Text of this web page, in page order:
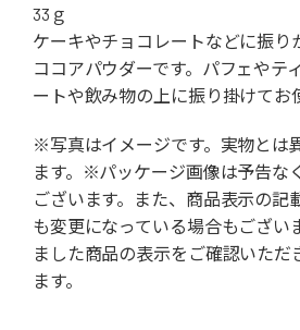
33ｇ
ケーキやチョコレートなどに振り
ココアパウダーです。パフェやテ
ートや飲み物の上に振り掛けてお
※写真はイメージです。実物とは
ます。※パッケージ画像は予告な
ございます。また、商品表示の記
も変更になっている場合もござい
ました商品の表示をご確認いただ
ます。